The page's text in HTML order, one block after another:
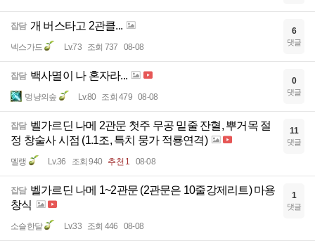
잡담 개 버스타고 2관클...
넥스가드 Lv.73 조회 737 08-08
6
댓글
잡담 백사멸이 나 혼자라...
멍냥의숲 Lv.80 조회 479 08-08
0
댓글
잡담 벨가르딘 나메 2관문 첫주 무공 밑줄 잔혈, 뿌거목 절
정 창술사 시점 (1.1조, 특치 뭉가 적룡연격)
멜랭 Lv.36 조회 940 추천 1 08-08
11
댓글
잡담 벨가르딘 나메 1~2관문 (2관문은 10줄강제리트) 마용
창식
소슬한달 Lv.33 조회 446 08-08
1
댓글